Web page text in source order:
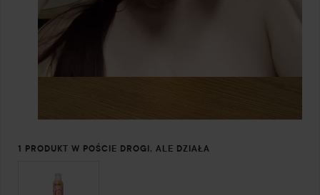
1 PRODUKT W POŚCIE DROGI, ALE DZIAŁA